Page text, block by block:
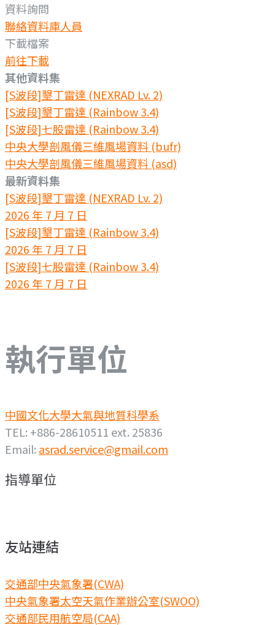
資料詢問
聯絡資料庫人員
下載檔案
前往下載
其他資料集
[S波段]墾丁雷達 (NEXRAD Lv. 2)
[S波段]墾丁雷達 (Rainbow 3.4)
[S波段]七股雷達 (Rainbow 3.4)
中央大學剖風儀三維風場資料 (bufr)
中央大學剖風儀三維風場資料 (asd)
最新資料集
[S波段]墾丁雷達 (NEXRAD Lv. 2)
2026 年 7 月 7 日
[S波段]墾丁雷達 (Rainbow 3.4)
2026 年 7 月 7 日
[S波段]七股雷達 (Rainbow 3.4)
2026 年 7 月 7 日
執行單位
中國文化大學大氣與地質科學系
TEL: +886-28610511 ext. 25836
Email: asrad.service@gmail.com
指導單位
友站連結
交通部中央氣象署(CWA)
中央氣象署太空天氣作業辦公室(SWOO)
交通部民用航空局(CAA)